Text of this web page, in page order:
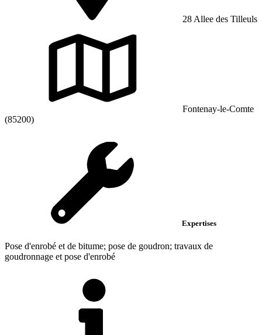
28 Allee des Tilleuls
Fontenay-le-Comte
(85200)
Expertises
Pose d'enrobé et de bitume; pose de goudron; travaux de
goudronnage et pose d'enrobé